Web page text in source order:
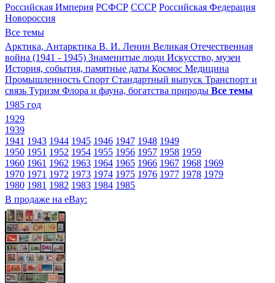
Российская Империя РСФСР СССР Российская Федерация
Новороссия
Все темы
Арктика, Антарктика В. И. Ленин Великая Отечественная
война (1941 - 1945) Знаменитые люди Искусство, музеи
История, события, памятные даты Космос Медицина
Промышленность Спорт Стандартный выпуск Транспорт и
связь Туризм Флора и фауна, богатства природы Все темы
1985 год
1929
1939
1941 1943 1944 1945 1946 1947 1948 1949
1950 1951 1952 1954 1955 1956 1957 1958 1959
1960 1961 1962 1963 1964 1965 1966 1967 1968 1969
1970 1971 1972 1973 1974 1975 1976 1977 1978 1979
1980 1981 1982 1983 1984 1985
В продаже на eBay: